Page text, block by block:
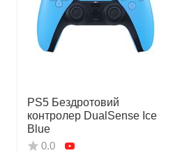
PS5 Бездротовий
контролер DualSense Ice
Blue
0.0